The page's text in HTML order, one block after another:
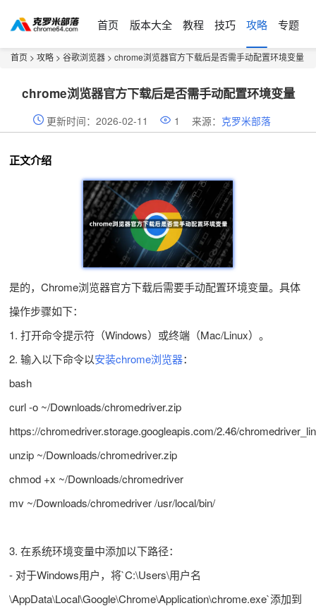
首页 版本大全 教程 技巧 攻略 专题
首页 > 攻略 > 谷歌浏览器 > chrome浏览器官方下载后是否需手动配置环境变量
chrome浏览器官方下载后是否需手动配置环境变量
更新时间：2026-02-11 1 来源： 克罗米部落
正文介绍
是的，Chrome浏览器官方下载后需要手动配置环境变量。具体
操作步骤如下：
1. 打开命令提示符（Windows）或终端（Mac/Linux）。
2. 输入以下命令以安装chrome浏览器：
bash
curl -o ~/Downloads/chromedriver.zip
https://chromedriver.storage.googleapis.com/2.46/
unzip ~/Downloads/chromedriver.zip
chmod +x ~/Downloads/chromedriver
mv ~/Downloads/chromedriver /usr/local/bin/
3. 在系统环境变量中添加以下路径：
- 对于Windows用户，将`C:\Users\用户名
\AppData\Local\Google\Chrome\Application\chrome.exe`添加到